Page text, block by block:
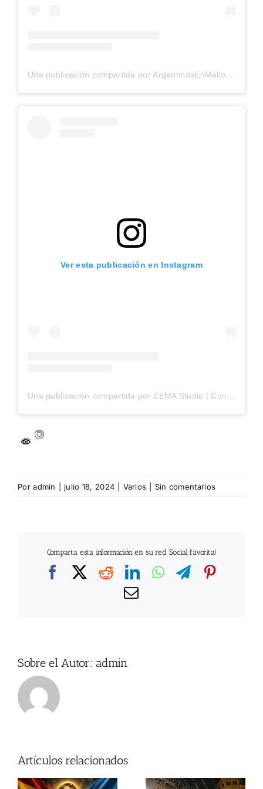
Una publicación compartida por ArgentinosEnMallorca
Ver esta publicación en Instagram
Una publicación compartida por ZEMA Studio | Content Creators (@zemastudio)
Poradmin julio 18, 2024 Varios Sin comentarios
Comparta esta información en su red Social favorita!
FacebookRedditLinkedIn
WhatsApp
Telegram
Correo
Sobre el Autor:admin
Artículos relacionados